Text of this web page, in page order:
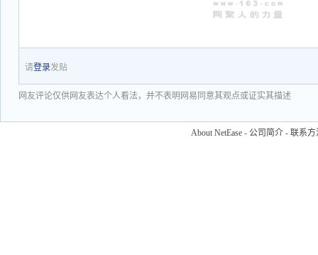
请登录发贴
网友评论仅供网友表达个人看法，并不表明网易同意其观点或证实其描述
About NetEase - 公司简介 - 联系方